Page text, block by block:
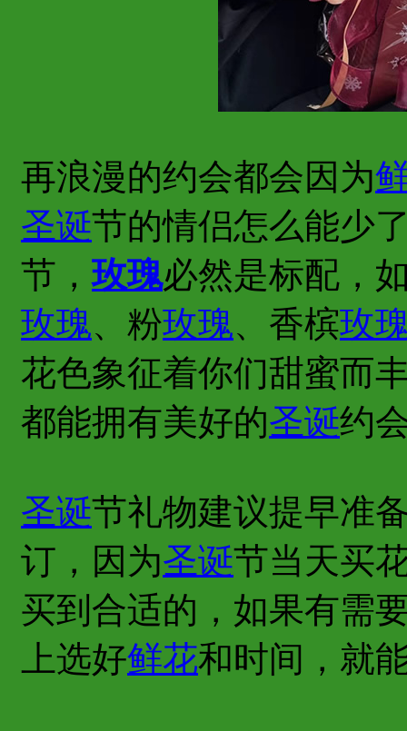
再浪漫的约会都会因为
圣诞节的情侣怎么能少
节，玫瑰必然是标配，
玫瑰、粉玫瑰、香槟玫
花色象征着你们甜蜜而
都能拥有美好的圣诞约
圣诞节礼物建议提早准
订，因为圣诞节当天买
买到合适的，如果有需
上选好鲜花和时间，就